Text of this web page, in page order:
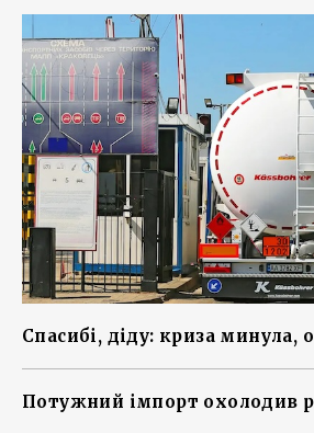
Спасибі, діду: криза минула,
Потужний імпорт охолодив